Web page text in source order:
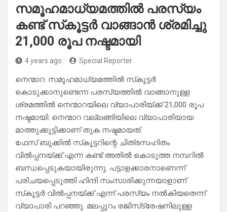
സമൂഹമാധ്യമത്തില്‍ പരസ്യം
കണ്ട് സ്‌കൂട്ടര്‍ വാങ്ങാന്‍ ശ്രമിച്ചു
21,000 രൂപ നഷ്ടമായി
4 years ago Special Reporter
നെന്മാറ: സമൂഹമാധ്യമത്തില്‍ സ്‌കൂട്ടര്‍
കൊടുക്കാനുണ്ടെന്ന പരസ്യത്തില്‍ വാങ്ങാനുള്ള
ശ്രമത്തില്‍ നെന്മാറയിലെ വ്യാപാരിയ്ക്ക് 21,000 രൂപ
നഷ്ടമായി. നെന്മാറ വല്ലങ്ങിയിലെ വ്യാപാരിയായ
മാത്തുക്കുട്ടിക്കാണ് തുക നഷ്ടമായത്.
ഫേസ് ബുക്കില്‍ സ്‌കൂട്ടറിന്റെ ചിത്രസഹിതം
വില്‍പ്പനയ്ക്ക് എന്ന കണ്ട് അതില്‍ കൊടുത്ത നമ്പറില്‍
ബന്ധപ്പെടുകയായിരുന്നു. പട്ടാളക്കാരനാണെന്ന്
പരിചയപ്പെടുത്തി ഹിന്ദി സംസാരിക്കുന്നയാളാണ്
സ്‌കൂട്ടര്‍ വില്‍പ്പനയ്ക്ക് എന്ന് പരസ്യം നല്‍കിയതെന്ന്
വ്യാപാരി പറഞ്ഞു. മലപ്പുറം രജിസ്‌ട്രേഷനിലുള്ള